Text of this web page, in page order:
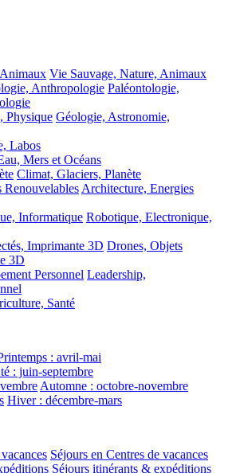
Vie Sauvage, Nature, Animaux
Anthropologie Paléontologie,
Physique Géologie, Astronomie,
Labos
Mers et Océans
Climat, Glaciers, Planète
Renouvelables Architecture, Energies
Informatique Robotique, Electronique,
Imprimante 3D Drones, Objets
3D
Personnel Leadership,
Santé
: avril-mai
: juin-septembre
Automne : octobre-novembre
Hiver : décembre-mars
Séjours en Centres de vacances
Séjours itinérants & expéditions